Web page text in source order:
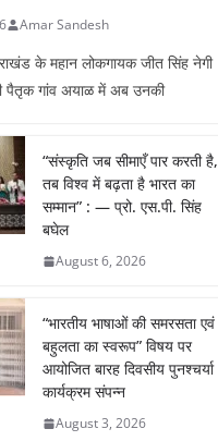
Amar Sandesh
के महान लोकगायक जीत सिंह नेगी
पैतृक गांव अयाळ में अब उनकी
“संस्कृति जब सीमाएँ पार करती है,
तब विश्व में बढ़ता है भारत का
सम्मान” : — प्रो. एस.पी. सिंह
बघेल
August 6, 2026
“भारतीय भाषाओं की समरसता एवं
बहुलता का स्वरूप” विषय पर
आयोजित बारह दिवसीय पुनश्चर्या
कार्यक्रम संपन्न
August 3, 2026